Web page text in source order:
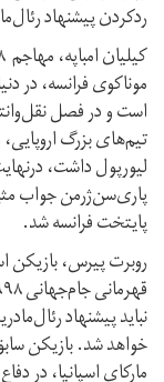
ردکردن پیشنهاد
موناکوی فرانسه، در
است و در فصل
تیم‌های بزرگ اروپایی،
لیورپول داشت،
پاری‌سن‌ژرمن جواب
پایتخت فرانسه شد.
روبرت پیرس، بازیکن
نباید پیشنهاد
خواهد شد. بازیکن